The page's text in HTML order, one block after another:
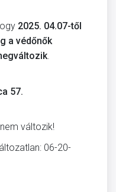
2025. 04.07-től
a védőnők
.
57.
változik!
06-20-